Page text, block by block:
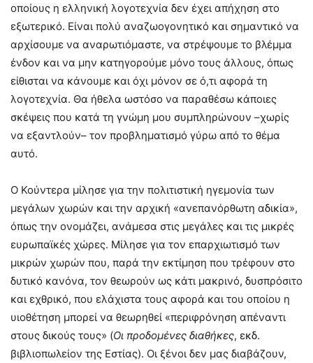
οποίους η ελληνική λογοτεχνία δεν έχει απήχηση στο
εξωτερικό. Είναι πολύ αναζωογονητικό και σημαντικό να
αρχίσουμε να αναρωτιόμαστε, να στρέψουμε το βλέμμα
ένδον και να μην κατηγορούμε μόνο τους άλλους, όπως
είθισται να κάνουμε και όχι μόνον σε ό,τι αφορά τη
λογοτεχνία. Θα ήθελα ωστόσο να παραθέσω κάποιες
σκέψεις που κατά τη γνώμη μου συμπληρώνουν –χωρίς
να εξαντλούν– τον προβληματισμό γύρω από το θέμα
αυτό.
Ο Κούντερα μίλησε για την πολιτιστική ηγεμονία των
μεγάλων χωρών και την αρχική «ανεπανόρθωτη αδικία»,
όπως την ονομάζει, ανάμεσα στις μεγάλες και τις μικρές
ευρωπαϊκές χώρες. Μίλησε για τον επαρχιωτισμό των
μικρών χωρών που, παρά την εκτίμηση που τρέφουν στο
δυτικό κανόνα, τον θεωρούν ως κάτι μακρινό, δυσπρόσιτο
και εχθρικό, που ελάχιστα τους αφορά και του οποίου η
υιοθέτηση μπορεί να θεωρηθεί «περιφρόνηση απέναντι
στους δικούς τους» (Οι προδομένες διαθήκες, εκδ.
βιβλιοπωλείον της Εστίας). Οι ξένοι δεν μας διαβάζουν,